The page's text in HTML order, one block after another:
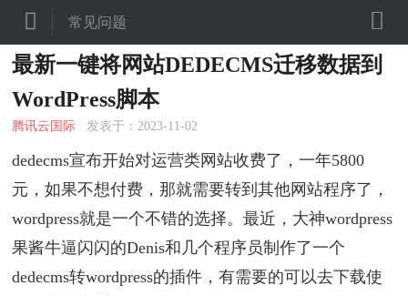
 常见问题 
最新一键将网站DEDECMS迁移数据到
WordPress脚本
腾讯云国际 发表于：2023-11-02
dedecms宣布开始对运营类网站收费了，一年5800
元，如果不想付费，那就需要转到其他网站程序了，
wordpress就是一个不错的选择。最近，大神wordpress
果酱牛逼闪闪的Denis和几个程序员制作了一个
dedecms转wordpress的插件，有需要的可以去下载使